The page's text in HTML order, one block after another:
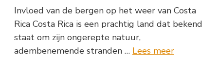
Invloed van de bergen op het weer van Costa
Rica Costa Rica is een prachtig land dat bekend
staat om zijn ongerepte natuur,
adembenemende stranden … Lees meer